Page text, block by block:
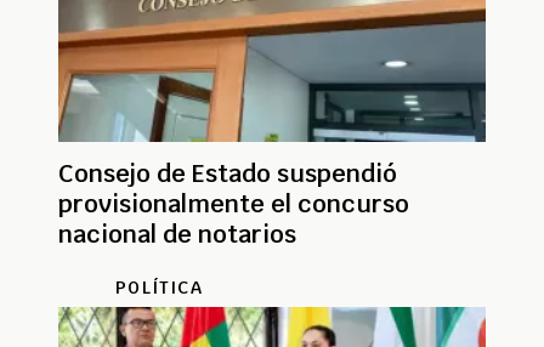
Consejo de Estado suspendió
provisionalmente el concurso
nacional de notarios
POLÍTICA